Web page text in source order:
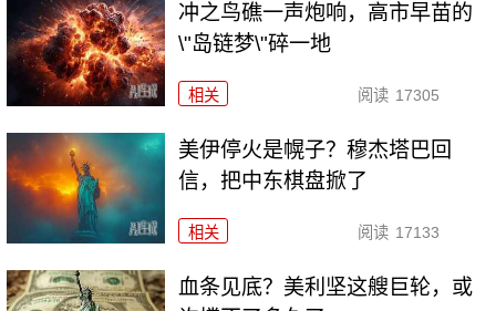
冲之鸟礁一声炮响，高市早苗的
\"岛链梦\"碎一地
相关 阅读 17305
美伊停火是幌子？穆杰塔巴回
信，把中东棋盘掀了
相关 阅读 17133
血条见底？美利坚这艘巨轮，或